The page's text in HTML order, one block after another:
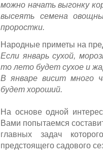
можно начать выгонку
высеять семена
проростки.
Народные приметы на
Если январь сухой,
то лето будет сухое и
В январе висит много
будет хороший.
На основе одной
Вами попытаемся
главных задач
предстоящего садового